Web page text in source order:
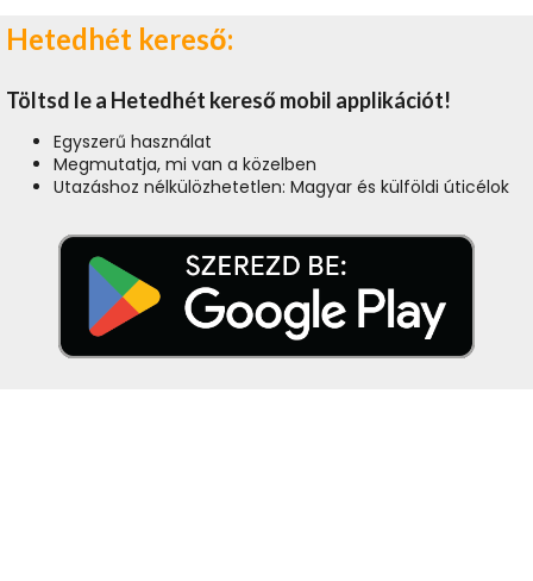
Hetedhét kereső:
Töltsd le a Hetedhét kereső mobil applikációt!
Egyszerű használat
Megmutatja, mi van a közelben
Utazáshoz nélkülözhetetlen: Magyar és külföldi úticélok